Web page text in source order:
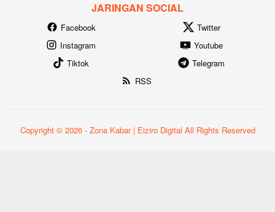
JARINGAN SOCIAL
Facebook
Twitter
Instagram
Youtube
Tiktok
Telegram
RSS
Copyright © 2026 - Zona Kabar | Eiziro Digital All Rights Reserved